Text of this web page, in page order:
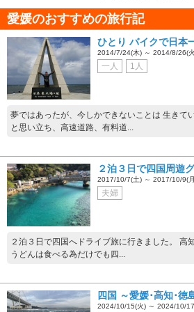
愛媛のおすすめの旅行記
ひとり バイクで日本
2014/7/24(木) ～ 2014/8/26(
一人 1人
夢ではあったが、今しかできないことは 生きて
と思い立ち、高速道路、有料道...
２泊３日で四国周遊
2017/10/7(土) ～ 2017/10/9(
夫婦
２泊３日で四国へドライブ旅に行きました。 高
うどんは食べる為だけでも四...
四国 ～愛媛･高知･徳
2024/10/15(火) ～ 2024/10/